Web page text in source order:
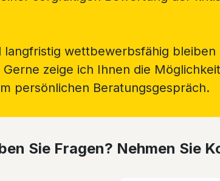
wettbewerbsfähig bleiben
zeige ich Ihnen die
persönlichen Beratungsgespräch.
Sie Fragen? Nehmen Sie